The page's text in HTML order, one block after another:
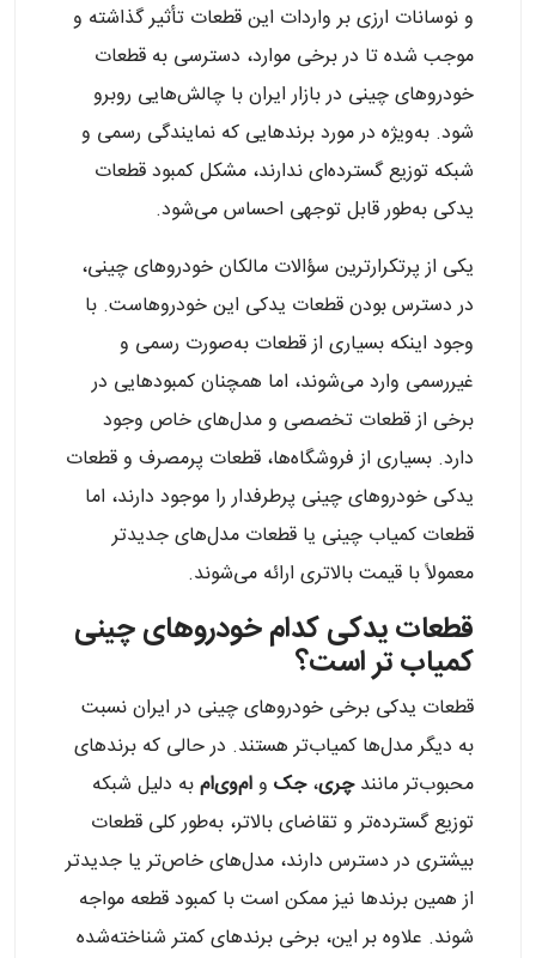
و نوسانات ارزی بر واردات این قطعات تأثیر گذاشته و
موجب شده تا در برخی موارد، دسترسی به قطعات
خودروهای چینی در بازار ایران با چالش‌هایی روبرو
شود. به‌ویژه در مورد برندهایی که نمایندگی رسمی و
شبکه توزیع گسترده‌ای ندارند، مشکل کمبود قطعات
یدکی به‌طور قابل توجهی احساس می‌شود.
یکی از پرتکرارترین سؤالات مالکان خودروهای چینی،
در دسترس بودن قطعات یدکی این خودروهاست. با
وجود اینکه بسیاری از قطعات به‌صورت رسمی و
غیررسمی وارد می‌شوند، اما همچنان کمبودهایی در
برخی از قطعات تخصصی و مدل‌های خاص وجود
دارد. بسیاری از فروشگاه‌ها، قطعات پرمصرف و قطعات
یدکی خودروهای چینی پرطرفدار را موجود دارند، اما
قطعات کمیاب چینی یا قطعات مدل‌های جدیدتر
معمولاً با قیمت بالاتری ارائه می‌شوند.
قطعات یدکی کدام خودروهای چینی
کمیاب تر است؟
قطعات یدکی برخی خودروهای چینی در ایران نسبت
به دیگر مدل‌ها کمیاب‌تر هستند. در حالی که برندهای
محبوب‌تر مانندچری،جک وام‌وی‌امبه دلیل شبکه
توزیع گسترده‌تر و تقاضای بالاتر، به‌طور کلی قطعات
بیشتری در دسترس دارند، مدل‌های خاص‌تر یا جدیدتر
از همین برندها نیز ممکن است با کمبود قطعه مواجه
شوند. علاوه بر این، برخی برندهای کمتر شناخته‌شده